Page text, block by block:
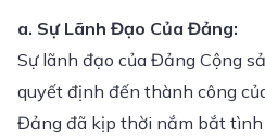
a. Sự Lãnh Đạo Của Đảng:
Sự lãnh đạo của Đảng Cộng
quyết định đến thành công
Đảng đã kịp thời nắm bắt